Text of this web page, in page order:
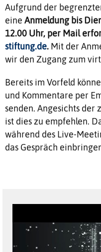
Aufgrund der
eine Anmeldung bis
12.00 Uhr, per Mail
stiftung.de. Mit der
wir den Zugang zum
Bereits im Vorfeld
und Kommentare per
senden. Angesichts der
ist dies zu empfehlen.
während des Live-
das Gespräch